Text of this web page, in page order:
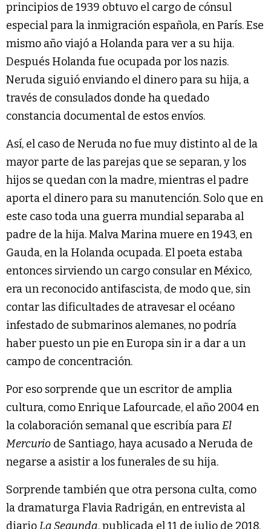
principios de 1939 obtuvo el cargo de cónsul
especial para la inmigración española, en París. Ese
mismo año viajó a Holanda para ver a su hija.
Después Holanda fue ocupada por los nazis.
Neruda siguió enviando el dinero para su hija, a
través de consulados donde ha quedado
constancia documental de estos envíos.
Así, el caso de Neruda no fue muy distinto al de la
mayor parte de las parejas que se separan, y los
hijos se quedan con la madre, mientras el padre
aporta el dinero para su manutención. Solo que en
este caso toda una guerra mundial separaba al
padre de la hija. Malva Marina muere en 1943, en
Gauda, en la Holanda ocupada. El poeta estaba
entonces sirviendo un cargo consular en México,
era un reconocido antifascista, de modo que, sin
contar las dificultades de atravesar el océano
infestado de submarinos alemanes, no podría
haber puesto un pie en Europa sin ir a dar a un
campo de concentración.
Por eso sorprende que un escritor de amplia
cultura, como Enrique Lafourcade, el año 2004 en
la colaboración semanal que escribía paraEl
Mercurio de Santiago, haya acusado a Neruda de
negarse a asistir a los funerales de su hija.
Sorprende también que otra persona culta, como
la dramaturga Flavia Radrigán, en entrevista al
diarioLa Segunda, publicada el 11 de julio de 2018,